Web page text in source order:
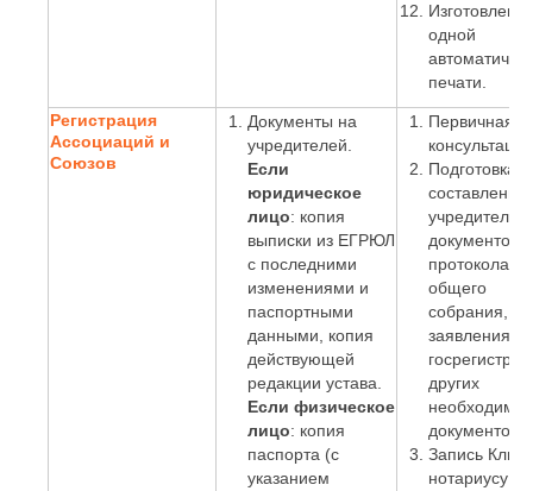
одной
печати.
Регистрация
Ассоциаций и
Союзов
Документы на
учредителей.
Если
юридическое
лицо: копия
выписки из ЕГРЮЛ
с последними
изменениями и
паспортными
данными, копия
действующей
редакции устава.
Если физическое
лицо: копия
паспорта (с
указанием
Первичная
Подготовка и
составление
документов,
протокола
общего
собрания,
заявления о
других
документов.
Запись
нотариусу и